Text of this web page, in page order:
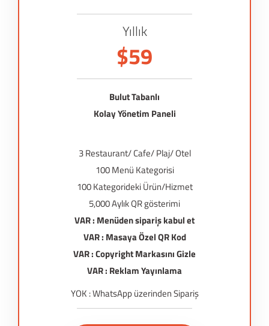
Yıllık
$59
Bulut Tabanlı
Kolay Yönetim Paneli
3 Restaurant/ Cafe/ Plaj/ Otel
100 Menü Kategorisi
100 Kategorideki Ürün/Hizmet
5,000 Aylık QR gösterimi
VAR : Menüden sipariş kabul et
VAR : Masaya Özel QR Kod
VAR : Copyright Markasını Gizle
VAR : Reklam Yayınlama
YOK : WhatsApp üzerinden Sipariş